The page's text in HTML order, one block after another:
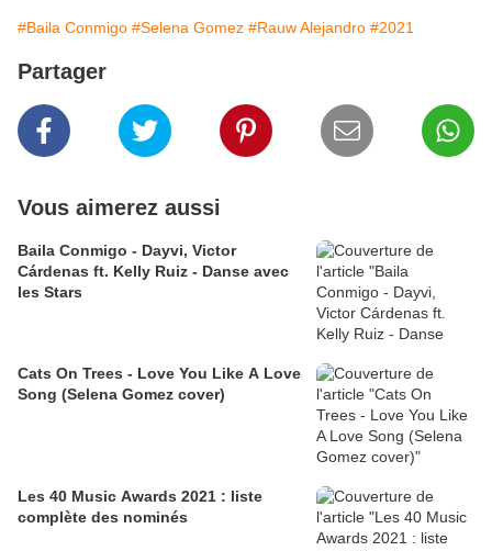
#Baila Conmigo #Selena Gomez #Rauw Alejandro #2021
Partager
Vous aimerez aussi
Baila Conmigo - Dayvi, Victor
Cárdenas ft. Kelly Ruiz - Danse avec
les Stars
Cats On Trees - Love You Like A Love
Song (Selena Gomez cover)
Les 40 Music Awards 2021 : liste
complète des nominés